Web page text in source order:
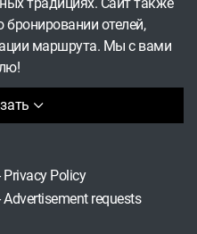
бронировании отелей,
маршрута. Мы с вами
Privacy Policy
Advertisement requests